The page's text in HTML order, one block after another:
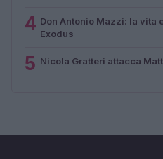
4 Don Antonio Mazzi: la vita
Exodus
5 Nicola Gratteri attacca